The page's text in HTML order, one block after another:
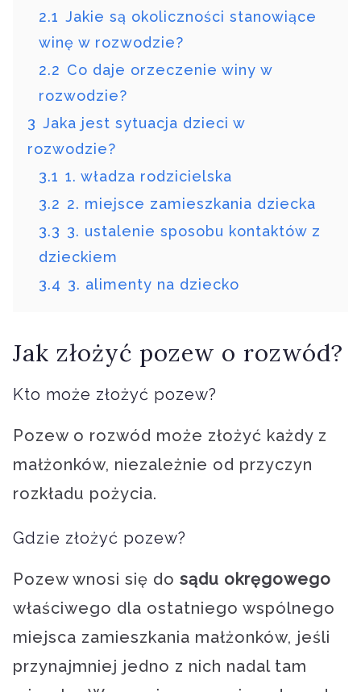
2.1 Jakie są okoliczności stanowiące
winę w rozwodzie?
2.2 Co daje orzeczenie winy w
rozwodzie?
3 Jaka jest sytuacja dzieci w
rozwodzie?
3.1 1. władza rodzicielska
3.2 2. miejsce zamieszkania dziecka
3.3 3. ustalenie sposobu kontaktów z
dzieckiem
3.4 3. alimenty na dziecko
Jak złożyć pozew o rozwód?
Kto może złożyć pozew?
Pozew o rozwód może złożyć każdy z
małżonków, niezależnie od przyczyn
rozkładu pożycia.
Gdzie złożyć pozew?
Pozew wnosi się do sądu okręgowego
właściwego dla ostatniego wspólnego
miejsca zamieszkania małżonków, jeśli
przynajmniej jedno z nich nadal tam